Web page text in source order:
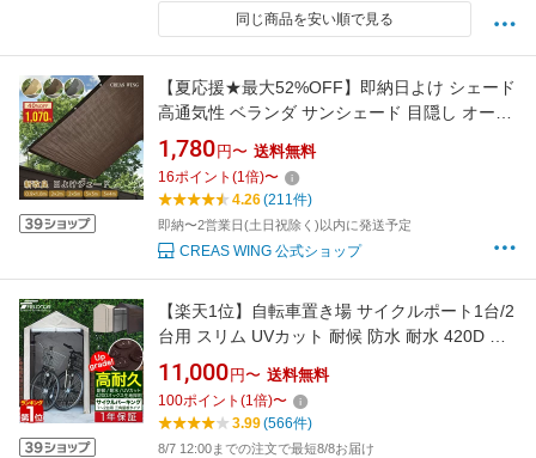
同じ商品を安い順で見る
【夏応援★最大52%OFF】即納日よけ シェード
高通気性 ベランダ サンシェード 目隠し オーニ
ング 日除けシェード ベランダ目隠しシェード
サンシェード バルコニー 窓 大型 日よけ スクリ
ーン 日除けシート 紫外線 UVカット 暑さ対策
西日対策 屋外 庭 モカ色
1,780 円〜 送料無料
16ポイント (1倍)〜
4.26(211件)
即納〜2営業日(土日祝除く)以内に発送予定
CREAS WING 公式ショップ
【楽天1位】自転車置き場 サイクルポート1台/2
台用 スリム UVカット 耐候 防水 耐水 420D カ
バー 雨除け 駐輪場 自転車 収納庫 屋根 バイク
サイクルガレージ サイクルハウス テント 家庭
用 自宅 屋外 保管 ガレージ 三角屋根 おしゃれ
DIY 物置 1年保証 ■[送料無料]
11,000 円〜 送料無料
100ポイント (1倍)〜
3.99(566件)
8/7 12:00までの注文で最短8/8お届け